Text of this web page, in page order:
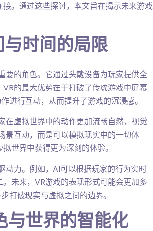
。通过这些探讨，本文旨在揭示未来游戏
时间的局限
要的角色。它通过头戴设备为玩家提供全
的最大优势在于打破了传统游戏中屏幕
进行互动，从而提升了游戏的沉浸感。
在虚拟世界中的动作更加流畅自然，视觉
景互动，而是可以模拟现实中的一切体
世界中获得更为深刻的体验。
动力。例如，AI可以根据玩家的行为实时
未来，VR游戏的表现形式可能会更加多
打破现实与虚拟之间的边界。
与世界的智能化